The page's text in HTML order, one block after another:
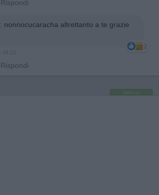
Rispondi
: nonnocucaracha altrettanto a te grazie
2
Rispondi
pubblicità